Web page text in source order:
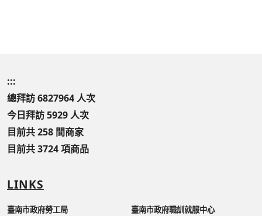
:::
總拜訪 6827964 人次
今日拜訪 5929 人次
目前共 258 間商家
目前共 3724 項商品
LINKS
臺南市政府勞工局
臺南市政府職訓就服中心